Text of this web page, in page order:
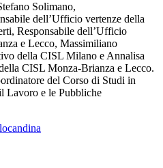
Solimano,
dell’Ufficio vertenze della
Responsabile dell’Ufficio
e Lecco, Massimiliano
della CISL Milano e Annalisa
CISL Monza-Brianza e Lecco.
del Corso di Studi in
Lavoro e le Pubbliche